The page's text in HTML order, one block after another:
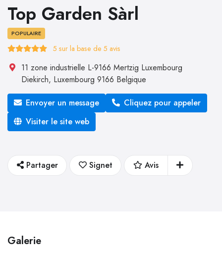
Top Garden Sàrl
POPULAIRE
5 sur la base de 5 avis
11 zone industrielle L-9166 Mertzig Luxembourg
Diekirch, Luxembourg 9166 Belgique
Envoyer un message
Cliquez pour appeler
Visiter le site web
Partager Signet Avis
Galerie